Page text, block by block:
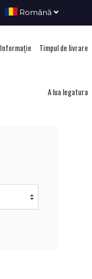
Română
Informație Timpul de livrare
A lua legatura